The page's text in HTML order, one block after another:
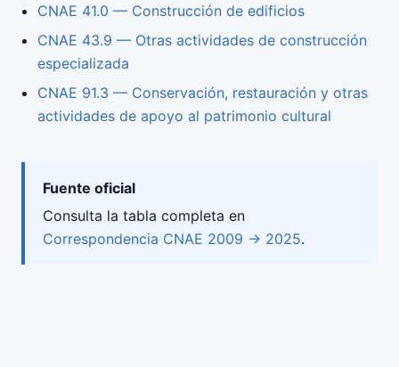
CNAE 41.0 — Construcción de edificios
CNAE 43.9 — Otras actividades de construcción
especializada
CNAE 91.3 — Conservación, restauración y otras
actividades de apoyo al patrimonio cultural
Fuente oficial
Consulta la tabla completa en
Correspondencia CNAE 2009 → 2025.